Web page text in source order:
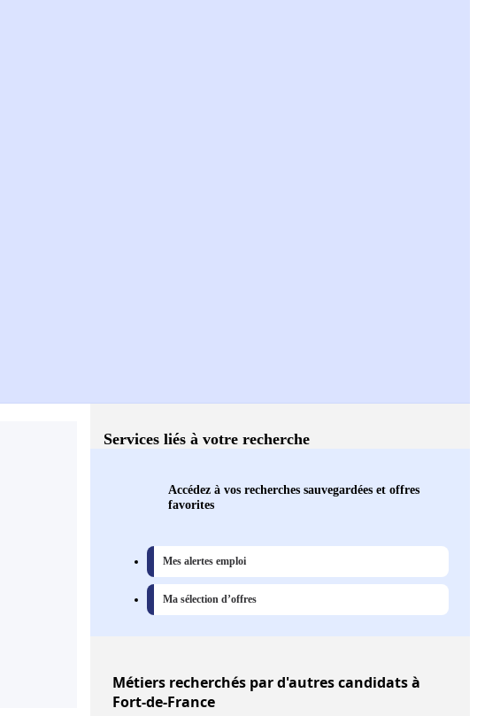
Services liés à votre recherche
Accédez à vos recherches sauvegardées et offres
favorites
Mes alertes emploi
Ma sélection d’offres
Métiers recherchés par d'autres candidats à
Fort-de-France